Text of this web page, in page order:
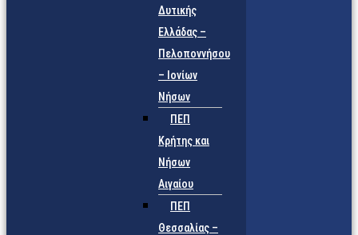
Δυτικής
Ελλάδας –
Πελοποννήσου
– Ιονίων
Νήσων
ΠΕΠ
Κρήτης και
Νήσων
Αιγαίου
ΠΕΠ
Θεσσαλίας –